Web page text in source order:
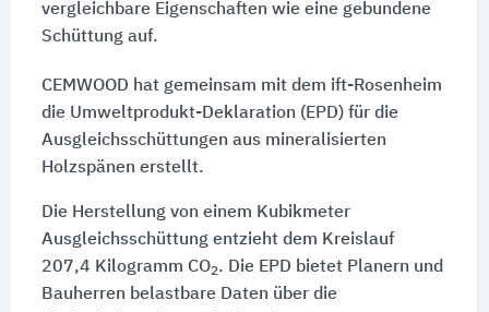
vergleichbare Eigenschaften wie eine gebundene
Schüttung auf.
CEMWOOD hat gemeinsam mit dem ift-Rosenheim
die Umweltprodukt-Deklaration (EPD) für die
Ausgleichsschüttungen aus mineralisierten
Holzspänen erstellt.
Die Herstellung von einem Kubikmeter
Ausgleichsschüttung entzieht dem Kreislauf
207,4 Kilogramm CO2. Die EPD bietet Planern und
Bauherren belastbare Daten über die